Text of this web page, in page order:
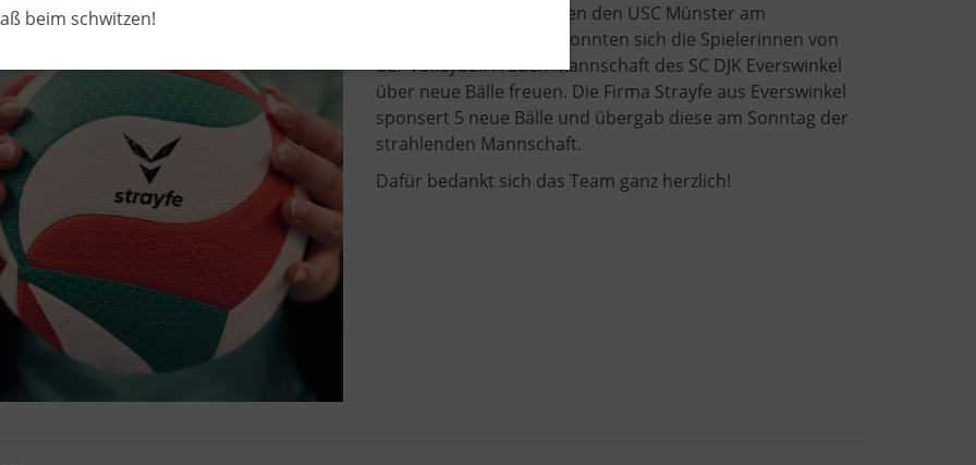
Vor dem Heimspiel gegen den USC Münster am
vergangenen Sonntag konnten sich die Spielerinnen von
der Volleyball Frauen Mannschaft des SC DJK Everswinkel
über neue Bälle freuen. Die Firma Strayfe aus Everswinkel
sponsert 5 neue Bälle und übergab diese am Sonntag der
strahlenden Mannschaft.
Dafür bedankt sich das Team ganz herzlich!
beim schwitzen!